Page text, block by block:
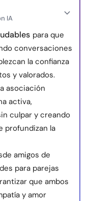
reservados.
IA
para que
conversaciones
la confianza
y valorados.
asociación
activa,
culpar y creando
profundizan la
amigos de
para parejas
que ambos
y amor